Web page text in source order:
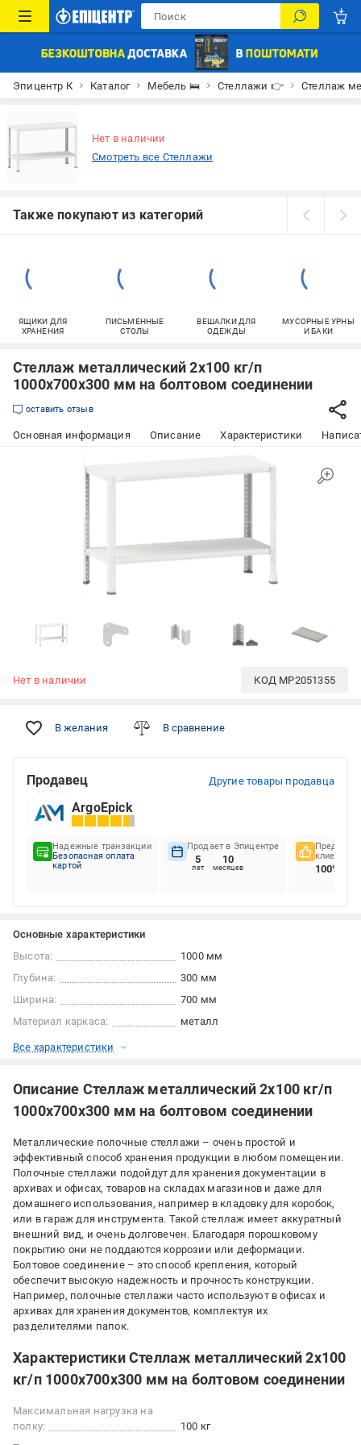
Эпицентр К Каталог Мебель 🛌 Стеллажи 👉 Стеллаж
Нет в наличии
Смотреть все Стеллажи
Также покупают из категорий
ЯЩИКИ ДЛЯ
ХРАНЕНИЯ
ПИСЬМЕННЫЕ
СТОЛЫ
ВЕШАЛКИ ДЛЯ
ОДЕЖДЫ
МУСОРНЫЕ УРНЫ
И БАКИ
Стеллаж металлический 2х100 кг/п
1000х700х300 мм на болтовом соединении
оставить отзыв
Основная информация Описание Характеристики
Нет в наличии КОД MP2051355
В желания В сравнение
Продавец Другие товары продавца
ArgoEpick
Надежные транзакции
Безопасная оплата
картой
Продает в Эпицентре
5
лет
10
месяцев
клиентов
100%
Основные характеристики
Высота:
1000 мм
Глубина:
300 мм
Ширина:
700 мм
Материал каркаса:
металл
Все характеристики
Описание Стеллаж металлический 2х100 кг/п
1000х700х300 мм на болтовом соединении
Металлические полочные стеллажи – очень простой и
эффективный способ хранения продукции в любом помещении.
Полочные стеллажи подойдут для хранения документации в
архивах и офисах, товаров на складах магазинов и даже для
домашнего использования, например в кладовку для коробок,
или в гараж для инструмента. Такой стеллаж имеет аккуратный
внешний вид, и очень долговечен. Благодаря порошковому
покрытию они не поддаются коррозии или деформации.
Болтовое соединение – это способ крепления, который
обеспечит высокую надежность и прочность конструкции.
Например, полочные стеллажи часто используют в офисах и
архивах для хранения документов, комплектуя их
разделителями папок.
Характеристики Стеллаж металлический 2х100
кг/п 1000х700х300 мм на болтовом соединении
Максимальная нагрузка на
полку:
100 кг